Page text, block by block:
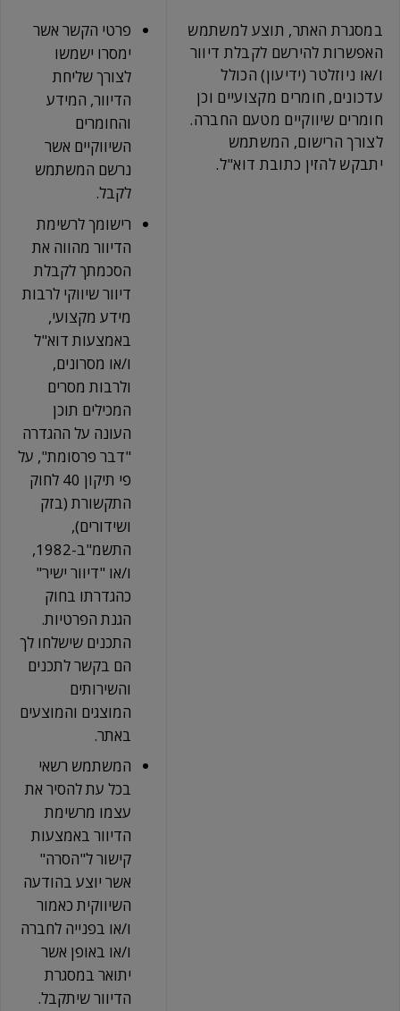
במסגרת האתר, תוצע למשתמש
האפשרות להירשם לקבלת דיוור
ו/או ניוזלטר (ידיעון) הכולל
עדכונים, חומרים מקצועיים וכן
חומרים שיווקיים מטעם החברה.
לצורך הרישום, המשתמש
יתבקש להזין כתובת דוא"ל.
פרטי הקשר אשר
ימסרו ישמשו
לצורך שליחת
הדיוור, המידע
והחומרים
השיווקיים אשר
נרשם המשתמש
לקבל.
רישומך לרשימת
הדיוור מהווה את
הסכמתך לקבלת
דיוור שיווקי לרבות
מידע מקצועי,
באמצעות דוא"ל
ו/או מסרונים,
ולרבות מסרים
המכילים תוכן
העונה על ההגדרה
"דבר פרסומת", על
פי תיקון 40 לחוק
התקשורת (בזק
ושידורים),
התשמ"ב-1982,
ו/או "דיוור ישיר"
כהגדרתו בחוק
הגנת הפרטיות.
התכנים שישלחו לך
הם בקשר לתכנים
והשירותים
המוצגים והמוצעים
באתר.
המשתמש רשאי
בכל עת להסיר את
עצמו מרשימת
הדיוור באמצעות
קישור ל"הסרה"
אשר יוצע בהודעה
השיווקית כאמור
ו/או בפנייה לחברה
ו/או באופן אשר
יתואר במסגרת
הדיוור שיתקבל.